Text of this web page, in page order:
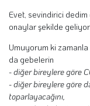
Evet, sevindirici
onaylar şekilde geliyor.
Umuyorum ki
da gebelerin
- diğer bireylere göre
- diğer bireylere göre
toparlayacağını,